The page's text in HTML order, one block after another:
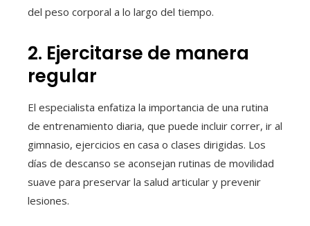
del peso corporal a lo largo del tiempo.
2. Ejercitarse de manera
regular
El especialista enfatiza la importancia de una rutina
de entrenamiento diaria, que puede incluir correr, ir al
gimnasio, ejercicios en casa o clases dirigidas. Los
días de descanso se aconsejan rutinas de movilidad
suave para preservar la salud articular y prevenir
lesiones.